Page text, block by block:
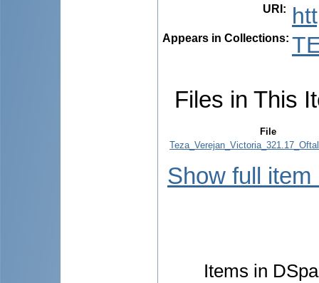
URI :
Appears in Collections:
Files in This
File
Show full item
Items in